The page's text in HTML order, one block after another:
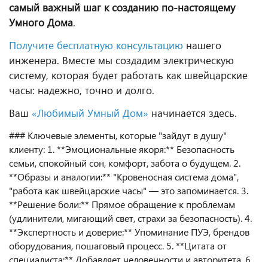
самый важный шаг к созданию по-настоящему
Умного Дома.
Получите бесплатную консультацию нашего
инженера. Вместе мы создадим электрическую
систему, которая будет работать как швейцарские
часы: надежно, точно и долго.
Ваш «Любимый Умный Дом» начинается здесь.
### Ключевые элементы, которые "зайдут в душу"
клиенту: 1. **Эмоциональные якоря:** Безопасность
семьи, спокойный сон, комфорт, забота о будущем. 2.
**Образы и аналогии:** "Кровеносная система дома",
"работа как швейцарские часы" — это запоминается. 3.
**Решение боли:** Прямое обращение к проблемам
(удлинители, мигающий свет, страхи за безопасность). 4.
**Экспертность и доверие:** Упоминание ПУЭ, брендов
оборудования, пошаговый процесс. 5. **Цитата от
специалиста:** Добавляет человечности и авторитета. 6.